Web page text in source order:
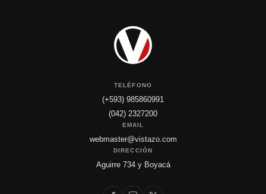
TELÉFONO
(+593) 985860991
(042) 2327200
EMAIL
webmaster@vistazo.com
DIRECCIÓN
Aguirre 734 y Boyacá